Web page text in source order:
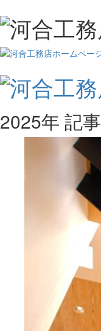
2025年 記事